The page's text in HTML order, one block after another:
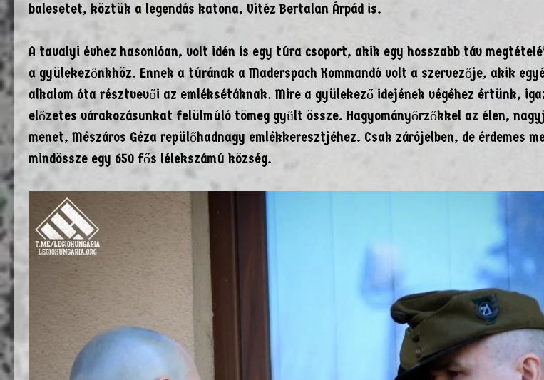
balesetet, köztük a legendás katona, Vitéz Bertalan Árpád is.
A tavalyi évhez hasonlóan, volt idén is egy túra csoport, akik egy hosszabb táv
a gyülekezőnkhöz. Ennek a túrának a Maderspach Kommandó volt a szervezője, akik
alkalom óta résztvevői az emléksétáknak. Mire a gyülekező idejének végéhez értünk,
előzetes várakozásunkat felülmúló tömeg gyűlt össze. Hagyományőrzőkkel az élen,
menet, Mészáros Géza repülőhadnagy emlékkeresztjéhez. Csak zárójelben, de érdemes
mindössze egy 650 fős lélekszámú község.